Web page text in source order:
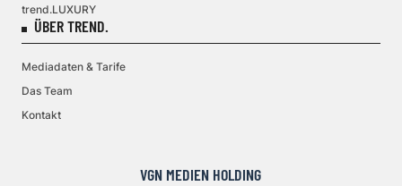
trend.LUXURY
ÜBER TREND.
Mediadaten & Tarife
Das Team
Kontakt
VGN MEDIEN HOLDING